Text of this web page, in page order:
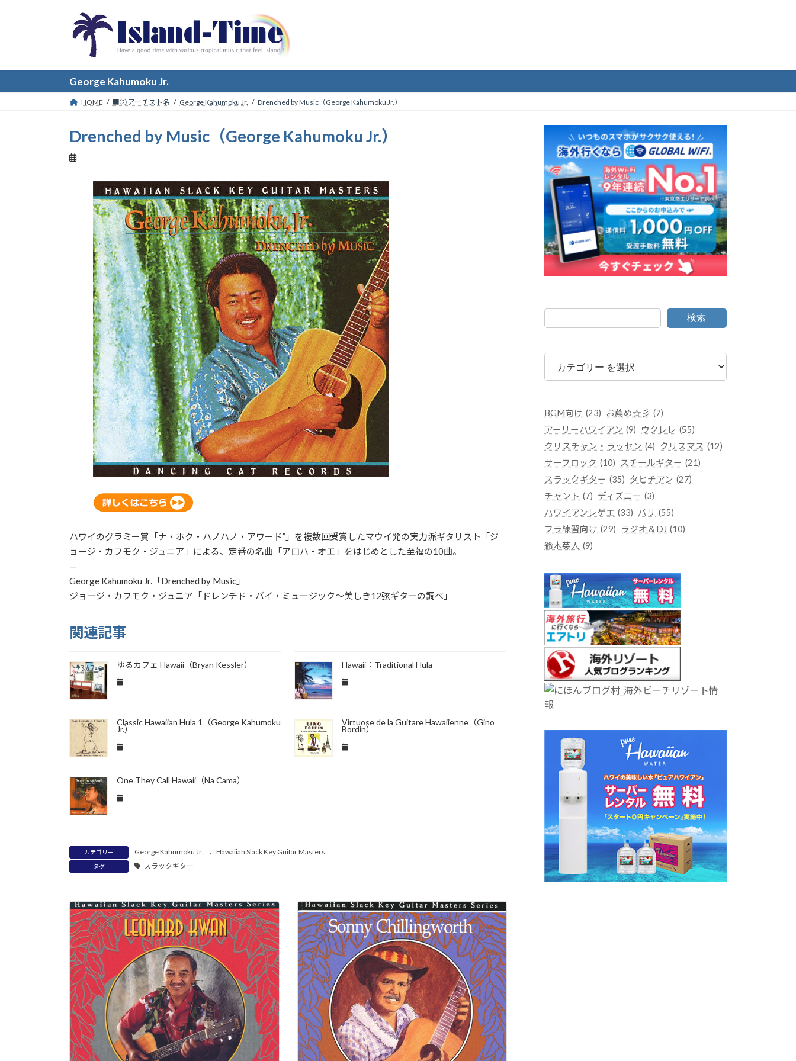
ス
ン
George Kahumoku Jr.
HOME ■② アーチスト名 George Kahumoku Jr. Drenched by Music（George Kahumoku Jr.）
Drenched by Music（George Kahumoku Jr.）
ハワイのグラミー賞「ナ・ホク・ハノハノ・アワード”」を複数回受賞したマウイ発の実力派ギタリスト「ジ
ョージ・カフモク・ジュニア」による、定番の名曲「アロハ・オエ」をはじめとした至福の10曲。
—
George Kahumoku Jr.「Drenched by Music」
ジョージ・カフモク・ジュニア「ドレンチド・バイ・ミュージック～美しき12弦ギターの調べ」
関連記事
ゆるカフェ Hawaii（Bryan Kessler） Hawaii：Traditional Hula
Classic Hawaiian Hula 1（George Kahumoku
Jr.）
Virtuose de la Guitare Hawaiienne（Gino
Bordin）
One They Call Hawaii（Na Cama）
カテゴリー George Kahumoku Jr. 、 Hawaiian Slack Key Guitar Masters
タグ スラックギター
検索
カ
ゴ
BGM向け (23) お薦め☆彡 (7)
アーリーハワイアン (9) ウクレレ (55)
クリスチャン・ラッセン (4) クリスマス (12)
サーフロック (10) スチールギター (21)
スラックギター (35) タヒチアン (27)
チャント (7) ディズニー (3)
ハワイアンレゲエ (33) バリ (55)
フラ練習向け (29) ラジオ＆DJ (10)
鈴木英人 (9)